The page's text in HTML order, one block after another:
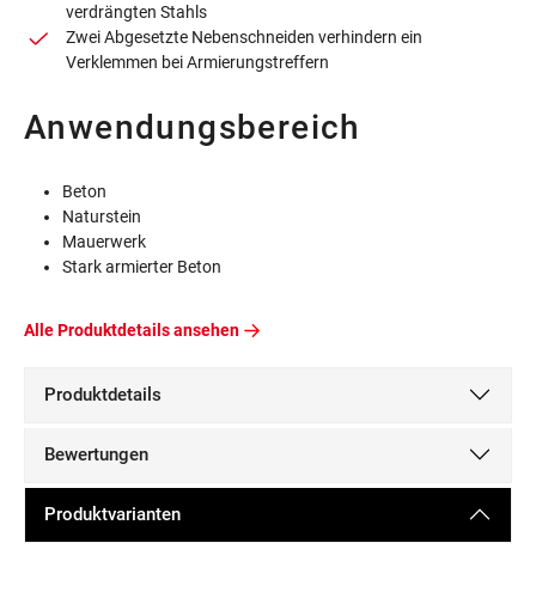
verdrängten Stahls
Zwei Abgesetzte Nebenschneiden verhindern ein
Verklemmen bei Armierungstreffern
Anwendungsbereich
Beton
Naturstein
Mauerwerk
Stark armierter Beton
Alle Produktdetails ansehen
Produktdetails
Bewertungen
Produktvarianten